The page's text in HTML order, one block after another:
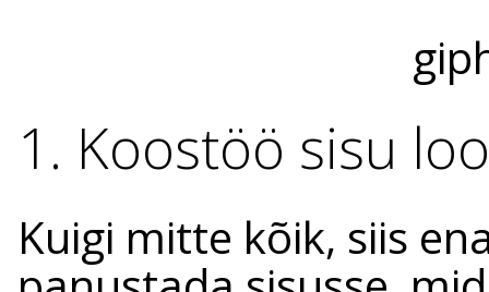
1. Koostöö sisu
Kuigi mitte kõik, siis